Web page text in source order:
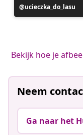
Bericht
gepubliceerd
ucieczka_do_lasu
Bekijk hoe je
Neem
Ga naar het